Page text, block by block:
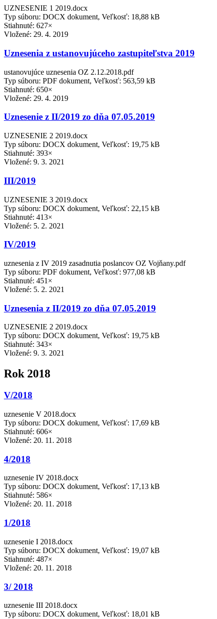
UZNESENIE 1 2019.docx
Typ súboru: DOCX dokument, Veľkosť: 18,88 kB
Stiahnuté: 627×
Vložené: 29. 4. 2019
Uznesenia z ustanovujúceho zastupiteľstva 2019
ustanovujúce uznesenia OZ 2.12.2018.pdf
Typ súboru: PDF dokument, Veľkosť: 563,59 kB
Stiahnuté: 650×
Vložené: 29. 4. 2019
Uznesenie z II/2019 zo dňa 07.05.2019
UZNESENIE 2 2019.docx
Typ súboru: DOCX dokument, Veľkosť: 19,75 kB
Stiahnuté: 393×
Vložené: 9. 3. 2021
III/2019
UZNESENIE 3 2019.docx
Typ súboru: DOCX dokument, Veľkosť: 22,15 kB
Stiahnuté: 413×
Vložené: 5. 2. 2021
IV/2019
uznesenia z IV 2019 zasadnutia poslancov OZ Vojňany.pdf
Typ súboru: PDF dokument, Veľkosť: 977,08 kB
Stiahnuté: 451×
Vložené: 5. 2. 2021
Uznesenia z II/2019 zo dňa 07.05.2019
UZNESENIE 2 2019.docx
Typ súboru: DOCX dokument, Veľkosť: 19,75 kB
Stiahnuté: 343×
Vložené: 9. 3. 2021
Rok 2018
V/2018
uznesenie V 2018.docx
Typ súboru: DOCX dokument, Veľkosť: 17,69 kB
Stiahnuté: 606×
Vložené: 20. 11. 2018
4/2018
uznesenie IV 2018.docx
Typ súboru: DOCX dokument, Veľkosť: 17,13 kB
Stiahnuté: 586×
Vložené: 20. 11. 2018
1/2018
uznesenie I 2018.docx
Typ súboru: DOCX dokument, Veľkosť: 19,07 kB
Stiahnuté: 487×
Vložené: 20. 11. 2018
3/ 2018
uznesenie III 2018.docx
Typ súboru: DOCX dokument, Veľkosť: 18,01 kB